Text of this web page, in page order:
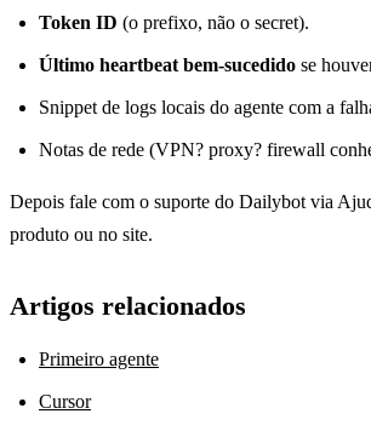
Token ID (o prefixo, não o secret).
Último heartbeat bem-sucedido se
Snippet de logs locais do agente com a
Notas de rede (VPN? proxy? firewall
Depois fale com o suporte do Dailybot via
produto ou no site.
Artigos relacionados
Primeiro agente
Cursor